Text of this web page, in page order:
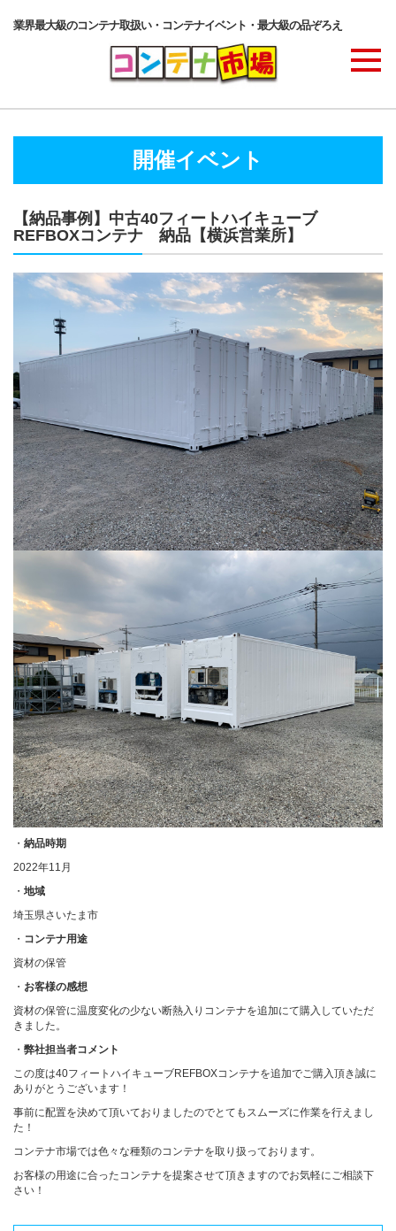
業界最大級のコンテナ取扱い・コンテナイベント・最大級の品ぞろえ
コンテナ・サービス
コンテナ活用例・実績
ご注文の流れ
カタログダウンロード
展示会場案内
開催イベント
【納品事例】中古40フィートハイキューブ
REFBOXコンテナ 納品【横浜営業所】
・ 納品時期
2022年11月
・ 地域
埼玉県さいたま市
・ コンテナ用途
資材の保管
・ お客様の感想
資材の保管に温度変化の少ない断熱入りコンテナを追加にて購入していただ
きました。
・ 弊社担当者コメント
この度は40フィートハイキューブREFBOXコンテナを追加でご購入頂き誠に
ありがとうございます！
事前に配置を決めて頂いておりましたのでとてもスムーズに作業を行えまし
た！
コンテナ市場では色々な種類のコンテナを取り扱っております。
お客様の用途に合ったコンテナを提案させて頂きますのでお気軽にご相談下
さい！